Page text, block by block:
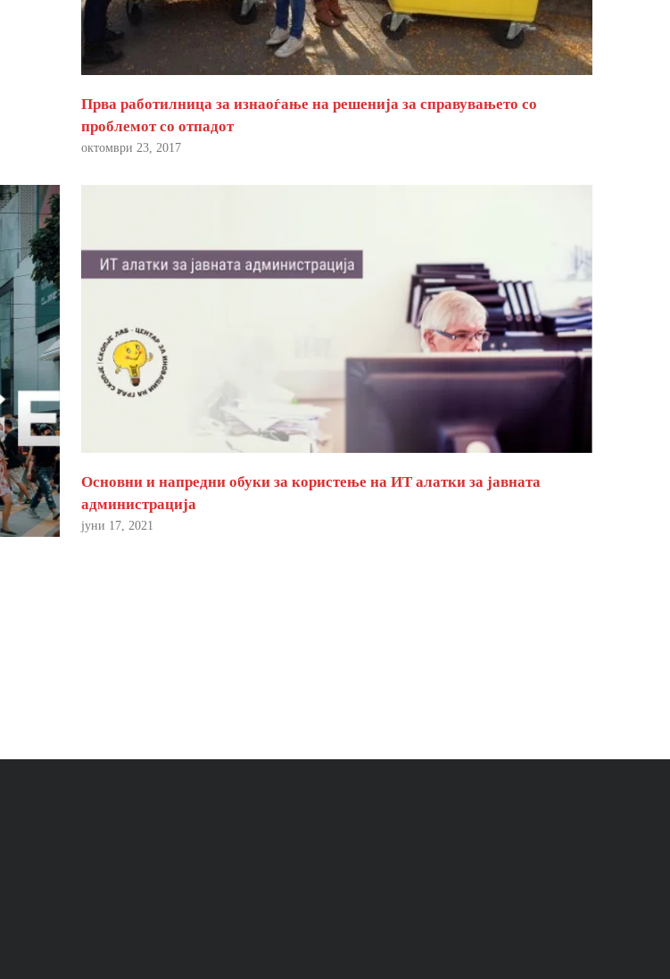
Прва работилница за изнаоѓање на решенија за справувањето со
проблемот со отпадот
октомври 23, 2017
Основни и напредни обуки за користење на ИТ алатки за јавната
администрација
јуни 17, 2021